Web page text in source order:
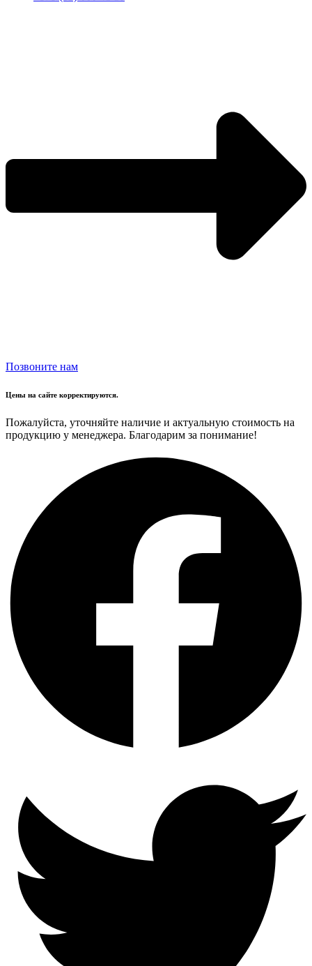
Позвоните нам
Цены на сайте корректируются.
Пожалуйста, уточняйте наличие и актуальную стоимость на
продукцию у менеджера. Благодарим за понимание!